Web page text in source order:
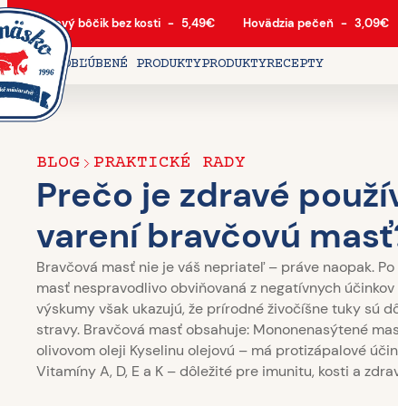
Bravčový bôčik bez kosti - 5,49€ Hovädzia pečeň - 3,09€
DOMOVOBĽÚBENÉ PRODUKTYPRODUKTYRECEPTY
BLOG PRAKTICKÉ RADY
Prečo je zdravé
varení bravčovú
Bravčová masť nie je váš nepriateľ – práve naopak.
masť nespravodlivo obviňovaná z negatívnych účinkov
výskumy však ukazujú, že prírodné živočíšne tuky sú
stravy. Bravčová masť obsahuje: Mononenasýtené
olivovom oleji Kyselinu olejovú – má protizápalové
Vitamíny A, D, E a K – dôležité pre imunitu, kosti a